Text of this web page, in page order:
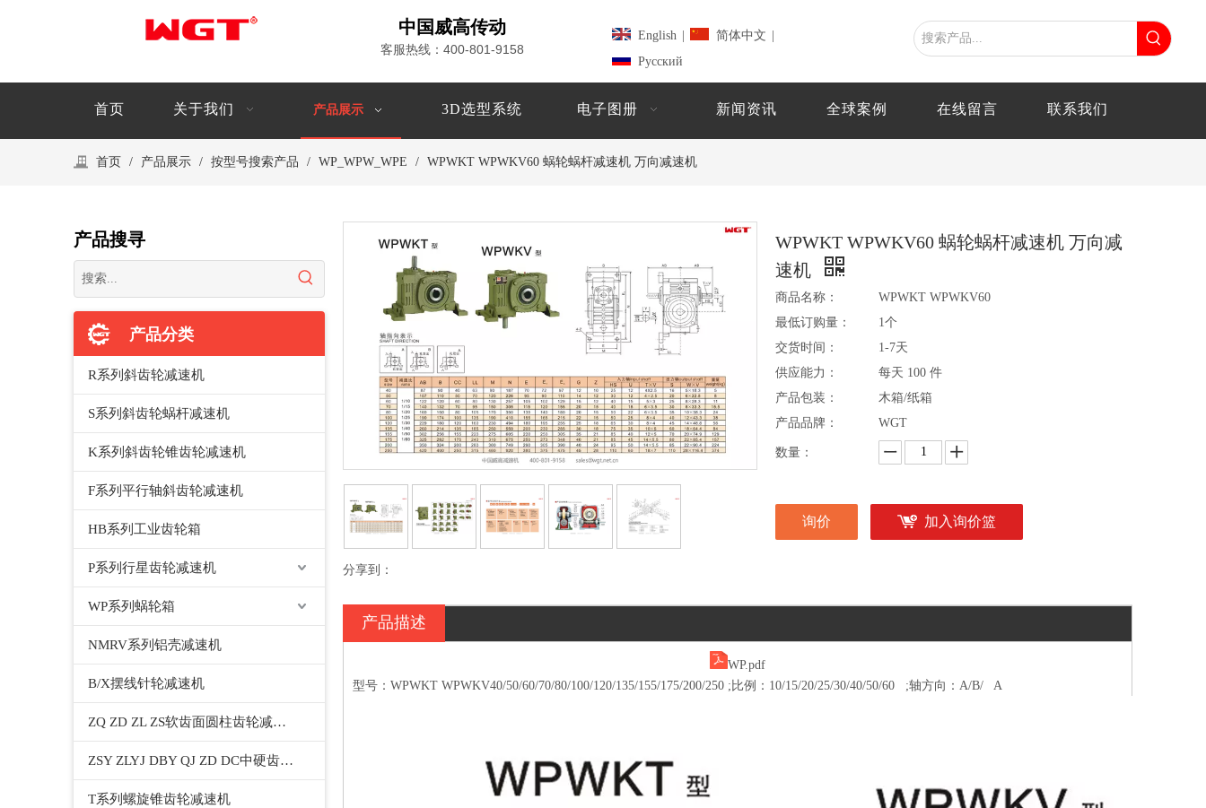
中国威高传动
客服热线： 400-801-9158
English 简体中文
Pусский
首页 关于我们 产品展示 3D选型系统 电子图册 新闻资讯 全球案例 在线留言 联系我们
首页 / 产品展示 / 按型号搜索产品 / WP_WPW_WPE / WPWKT WPWKV60 蜗轮蜗杆减速机 万向减速机
产品搜寻
产品分类
R系列斜齿轮减速机
S系列斜齿轮蜗杆减速机
K系列斜齿轮锥齿轮减速机
F系列平行轴斜齿轮减速机
HB系列工业齿轮箱
P系列行星齿轮减速机
WP系列蜗轮箱
NMRV系列铝壳减速机
B/X摆线针轮减速机
ZQ ZD ZL ZS软齿面圆柱齿轮减速机
ZSY ZLYJ DBY QJ ZD DC中硬齿面圆柱齿轮减速机
T系列螺旋锥齿轮减速机
分享到：
WPWKT WPWKV60 蜗轮蜗杆减速机 万向减
速机
商品名称：
WPWKT WPWKV60
最低订购量：
1个
交货时间：
1-7天
供应能力：
每天 100 件
产品包装：
木箱/纸箱
产品品牌：
WGT
数量：
询价 加入询价篮
产品描述
WP.pdf
型号：WPWKT WPWKV40/50/60/70/80/100/120/135/155/175/200/250 ;比例：10/15/20/25/30/40/50/60 ;轴方向：A/B/ A